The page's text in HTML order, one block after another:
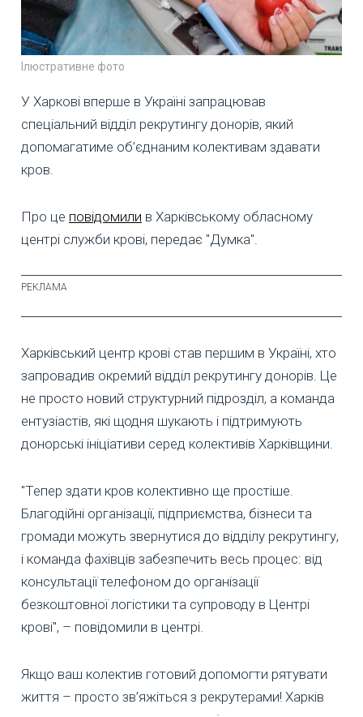
Ілюстративне фото
У Харкові вперше в Україні запрацював
спеціальний відділ рекрутингу донорів, який
допомагатиме об’єднаним колективам здавати
кров.
Про це повідомили в Харківському обласному
центрі служби крові, передає "Думка".
Харківський центр крові став першим в Україні, хто
запровадив окремий відділ рекрутингу донорів. Це
не просто новий структурний підрозділ, а команда
ентузіастів, які щодня шукають і підтримують
донорські ініціативи серед колективів Харківщини.
"Тепер здати кров колективно ще простіше.
Благодійні організації, підприємства, бізнеси та
громади можуть звернутися до відділу рекрутингу,
і команда фахівців забезпечить весь процес: від
консультації телефоном до організації
безкоштовної логістики та супроводу в Центрі
крові", – повідомили в центрі.
Якщо ваш колектив готовий допомогти рятувати
життя – просто зв’яжіться з рекрутерами! Харків